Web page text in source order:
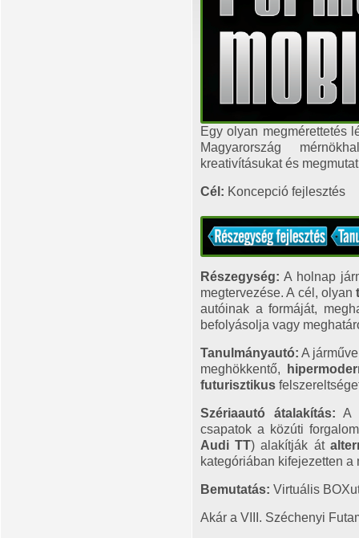
Egy olyan megmérettetés
Magyarország
kreativításukat és
Cél: Koncepció fejlesztés
Részegység: A holnap
megtervezése. A cél, olyan
autóinak a formáját,
befolyásolja vagy
Tanulmányautó: A
meghökkentő,
futurisztikus
Szériaautó átalakítás: A
csapatok a közúti
Audi TT) alakítják át
kategóriában kifejezetten
Bemutatás: Virtuális
Akár a VIII. Széchenyi